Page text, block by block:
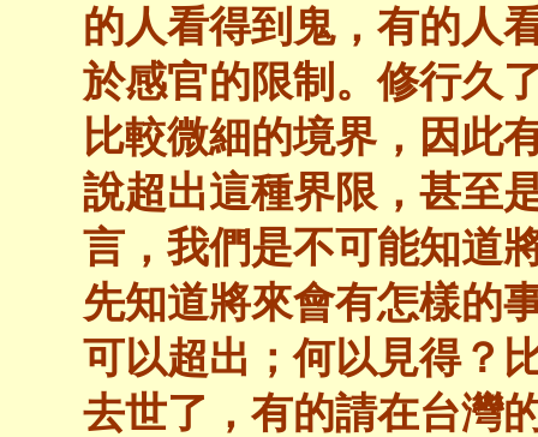
的人看得到鬼，有的人
於感官的限制。修行久
比較微細的境界，因此
說超出這種界限，甚至
言，我們是不可能知道
先知道將來會有怎樣的
可以超出；何以見得？
去世了，有的請在台灣